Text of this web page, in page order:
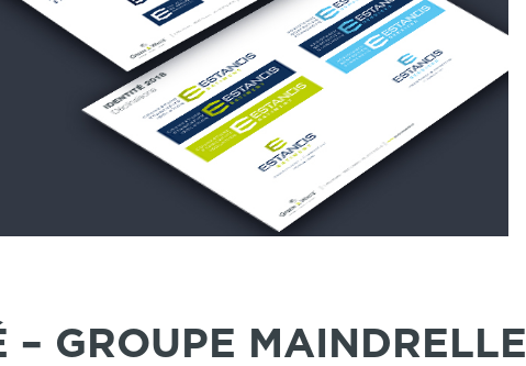
– GROUPE MAINDRELLE